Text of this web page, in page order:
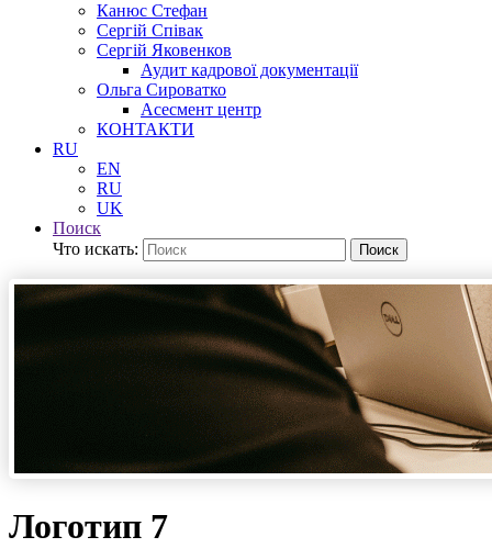
Канюс Стефан
Сергій Співак
Сергій Яковенков
Аудит кадрової документації
Ольга Сироватко
Асесмент центр
КОНТАКТИ
RU
EN
RU
UK
Поиск
Что искать:
Поиск
Логотип 7